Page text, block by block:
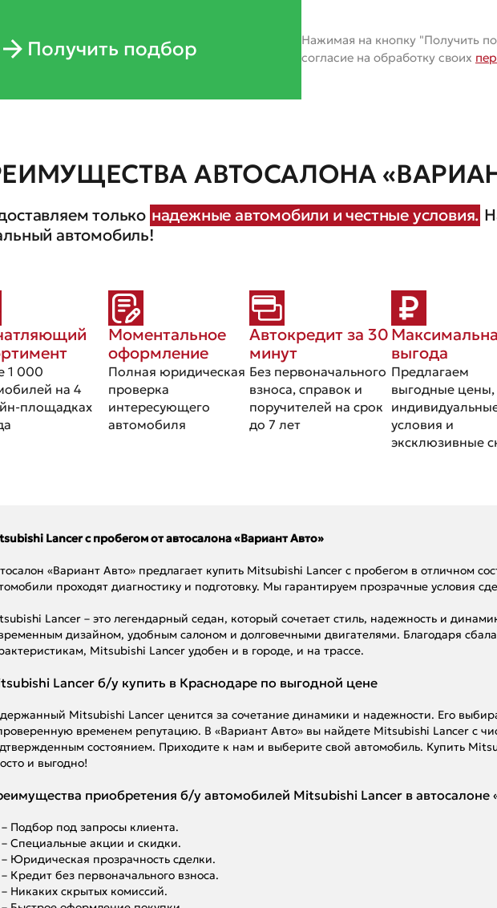
Получить подбор
Нажимая на кнопку "Получить
согласие на обработку своих
АВТОСАЛОНА
только надежные автомобили и честные условия.
автомобиль!
1 000
на 4
площадках
Моментальное
оформление
Полная юридическая
проверка
интересующего
автомобиля
Автокредит за 30
минут
Без первоначального
взноса, справок и
поручителей на срок
до 7 лет
выгода
Предлагаем
выгодные цены,
условия и
эксклюзивные
Lancer с пробегом от автосалона «Вариант Авто»
«Вариант Авто» предлагает купить Mitsubishi Lancer с пробегом в отличном
проходят диагностику и подготовку. Мы гарантируем прозрачные условия
Lancer – это легендарный седан, который сочетает стиль, надежность и
дизайном, удобным салоном и долговечными двигателями. Благодаря
Mitsubishi Lancer удобен и в городе, и на трассе.
Lancer б/у купить в Краснодаре по выгодной цене
Mitsubishi Lancer ценится за сочетание динамики и надежности. Его
временем репутацию. В «Вариант Авто» вы найдете Mitsubishi Lancer с
состоянием. Приходите к нам и выберите свой автомобиль. Купить
и выгодно!
приобретения б/у автомобилей Mitsubishi Lancer в автосалоне
– Подбор под запросы клиента.
– Специальные акции и скидки.
– Юридическая прозрачность сделки.
– Кредит без первоначального взноса.
– Никаких скрытых комиссий.